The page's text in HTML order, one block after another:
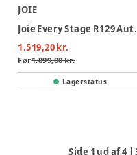
JOIE
Joie
1.519,20 kr.
Før1.899,00 kr.
Lagerstatus
Side 1 ud af4 |